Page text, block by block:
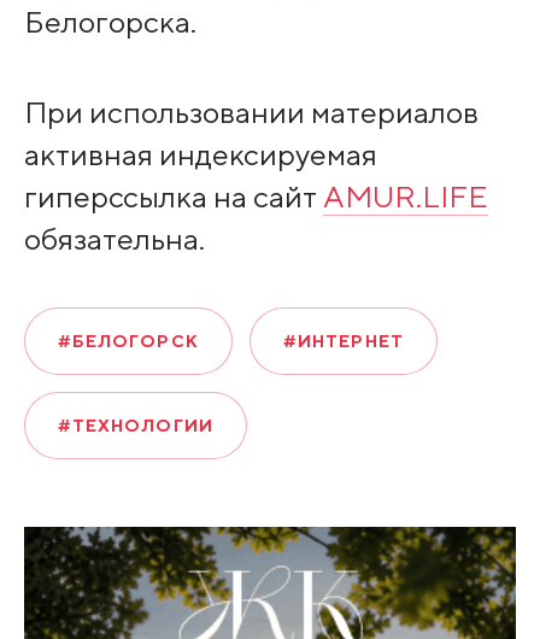
Белогорска.
При использовании материалов
активная индексируемая
гиперссылка на сайт AMUR.LIFE
обязательна.
#БЕЛОГОРСК #ИНТЕРНЕТ
#ТЕХНОЛОГИИ